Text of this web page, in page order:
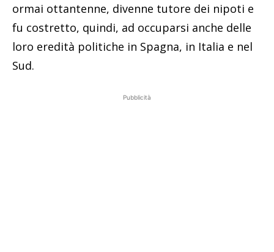
ormai ottantenne, divenne tutore dei nipoti e
fu costretto, quindi, ad occuparsi anche delle
loro eredità politiche in Spagna, in Italia e nel
Sud.
Pubblicità